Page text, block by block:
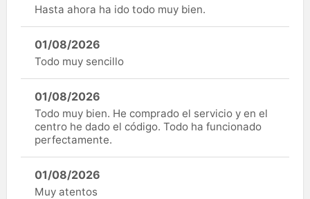
Hasta ahora ha ido todo muy bien.
01/08/2026
Todo muy sencillo
01/08/2026
Todo muy bien. He comprado el servicio y en el
centro he dado el código. Todo ha funcionado
perfectamente.
01/08/2026
Muy atentos